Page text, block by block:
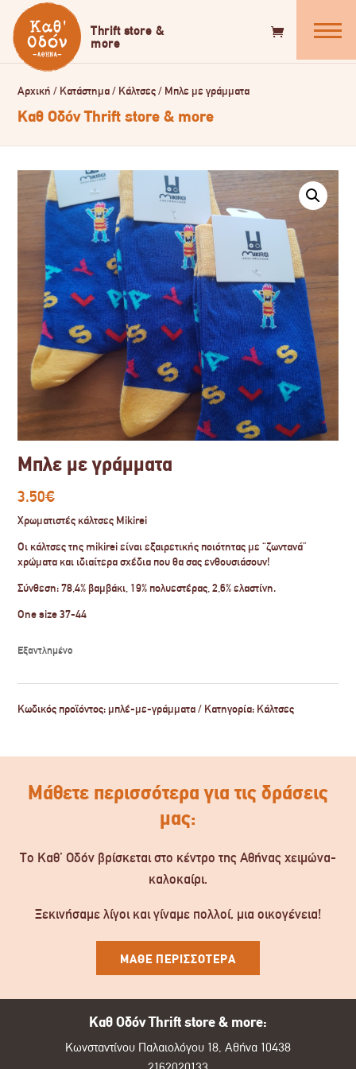
Αρχική / Κατάστημα/ Κάλτσες/ Μπλε με γράμματα
Καθ Οδόν Thrift store & more
Μπλε με γράμματα
3.50€
Χρωματιστές κάλτσες Mikirei
Οι κάλτσες της mikirei είναι εξαιρετικής ποιότητας με “ζωντανά”
χρώματα και ιδιαίτερα σχέδια που θα σας ενθουσιάσουν!
Σύνθεση: 78,4% βαμβάκι, 19% πολυεστέρας, 2,6% ελαστίνη.
One size 37-44
Εξαντλημένο
Κωδικός προϊόντος: μπλέ-με-γράμματα Κατηγορία: Κάλτσες
Μάθετε περισσότερα για τις δράσεις
μας:
Το Καθ’ Οδόν βρίσκεται στο κέντρο της Αθήνας χειμώνα-
καλοκαίρι.
Ξεκινήσαμε λίγοι και γίναμε πολλοί, μια οικογένεια!
ΜΑΘΕ ΠΕΡΙΣΣΟΤΕΡΑ
Καθ Οδόν Thrift store & more:
Κωνσταντίνου Παλαιολόγου 18, Αθήνα 10438